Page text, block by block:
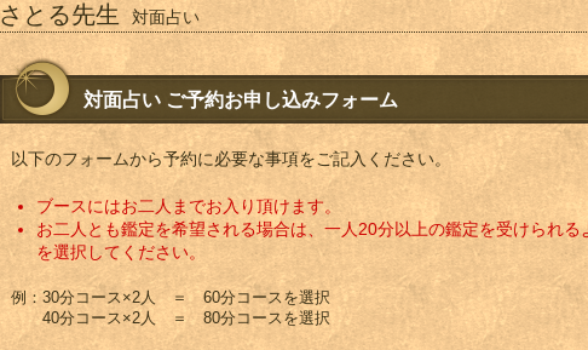
さとる先生 対面占い
対面占い ご予約お申し込みフォーム
以下のフォームから予約に必要な事項をご記入ください。
ブースにはお二人までお入り頂けます。
お二人とも鑑定を希望される場合は、一人20分以上の鑑定を受けられる
を選択してください。
例：30分コース×2人 ＝ 60分コースを選択
40分コース×2人 ＝ 80分コースを選択